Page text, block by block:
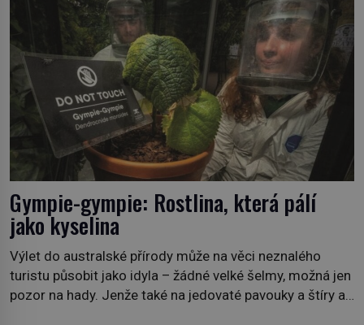
Středomoří. S oteplujícím se klimatem, vysušenou
krajinou a desetiletími lidských zásahů se z nich stává
nový evropský normál […]
Gympie-gympie: Rostlina, která pálí
jako kyselina
Výlet do australské přírody může na věci neznalého
turistu působit jako idyla – žádné velké šelmy, možná jen
pozor na hady. Jenže také na jedovaté pavouky a štíry a